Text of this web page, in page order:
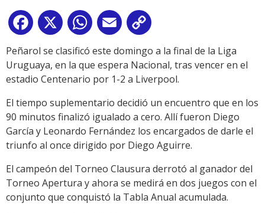
Facebook
X WhatsApp
Email
Link
Peñarol se clasificó este domingo a la final de la Liga
Uruguaya, en la que espera Nacional, tras vencer en el
estadio Centenario por 1-2 a Liverpool.
El tiempo suplementario decidió un encuentro que en los
90 minutos finalizó igualado a cero. Allí fueron Diego
García y Leonardo Fernández los encargados de darle el
triunfo al once dirigido por Diego Aguirre.
El campeón del Torneo Clausura derrotó al ganador del
Torneo Apertura y ahora se medirá en dos juegos con el
conjunto que conquistó la Tabla Anual acumulada.